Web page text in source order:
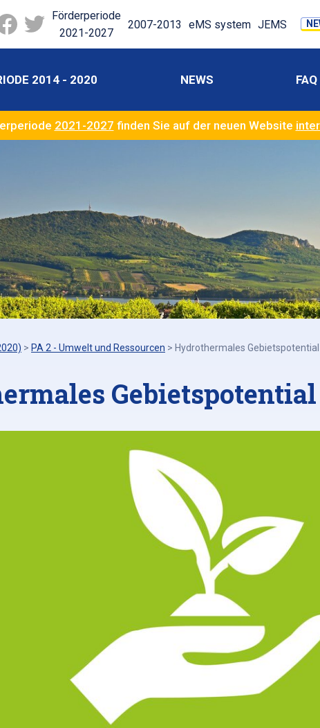
Förderperiode
2021-2027
2007-2013 eMS system JEMS
2014 - 2020 NEWS FAQ
2021-2027 finden Sie auf der neuen Website
> PA 2 - Umwelt und Ressourcen > Hydrothermales Gebietspotential
Gebietspotential